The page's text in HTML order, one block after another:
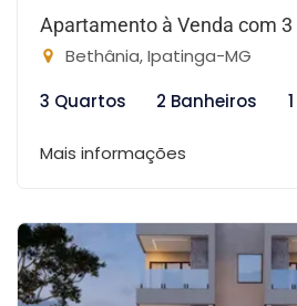
Apartamento à Venda com 3
Bethânia, Ipatinga-MG
3 Quartos
2 Banheiros
Mais informações